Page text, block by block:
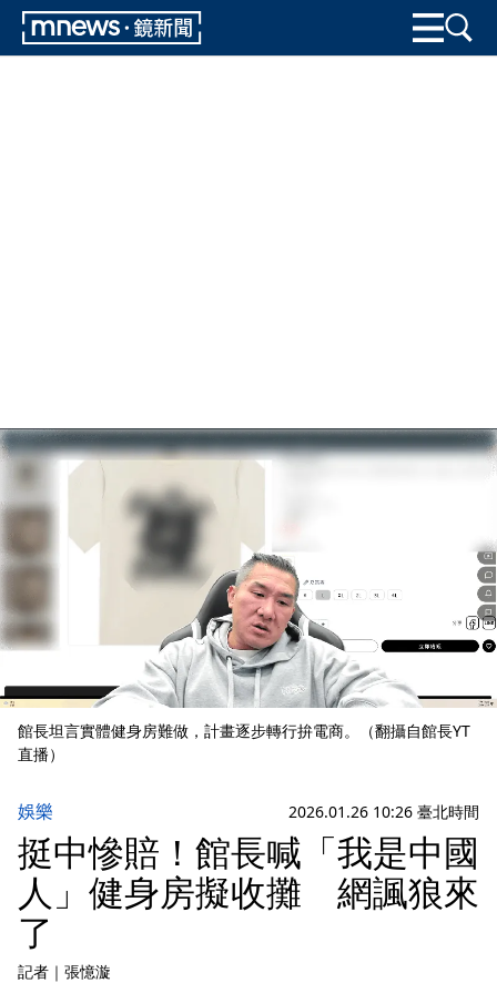
館長坦言實體健身房難做，計畫逐步轉行拚電商。（翻攝自館長YT
直播）
娛樂 2026.01.26 10:26 臺北時間
挺中慘賠！館長喊「我是中國
人」健身房擬收攤 網諷狼來
了
記者 ｜ 張憶漩